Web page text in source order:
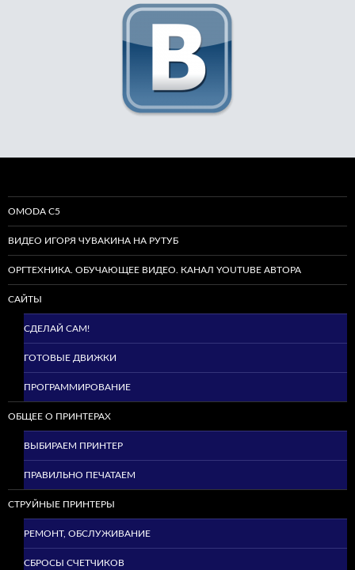
OMODA C5
ВИДЕО ИГОРЯ ЧУВАКИНА НА РУТУБ
ОРГТЕХНИКА. ОБУЧАЮЩЕЕ ВИДЕО. КАНАЛ YOUTUBE АВТОРА
САЙТЫ
СДЕЛАЙ САМ!
ГОТОВЫЕ ДВИЖКИ
ПРОГРАММИРОВАНИЕ
ОБЩЕЕ О ПРИНТЕРАХ
ВЫБИРАЕМ ПРИНТЕР
ПРАВИЛЬНО ПЕЧАТАЕМ
СТРУЙНЫЕ ПРИНТЕРЫ
РЕМОНТ, ОБСЛУЖИВАНИЕ
СБРОСЫ СЧЕТЧИКОВ